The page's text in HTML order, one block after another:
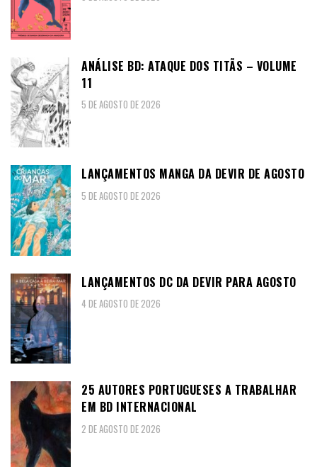
ANÁLISE BD: ATAQUE DOS TITÃS – VOLUME
11
5 DE AGOSTO DE 2026
LANÇAMENTOS MANGA DA DEVIR DE AGOSTO
5 DE AGOSTO DE 2026
LANÇAMENTOS DC DA DEVIR PARA AGOSTO
4 DE AGOSTO DE 2026
25 AUTORES PORTUGUESES A TRABALHAR
EM BD INTERNACIONAL
2 DE AGOSTO DE 2026